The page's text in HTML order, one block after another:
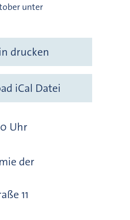
unter
drucken
iCal Datei
Uhr
der
11